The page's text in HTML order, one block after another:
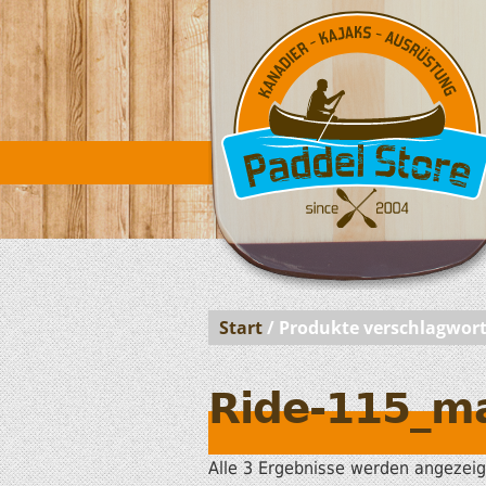
Start/ Produkte
Ride-
Alle 3 Ergebnisse werden